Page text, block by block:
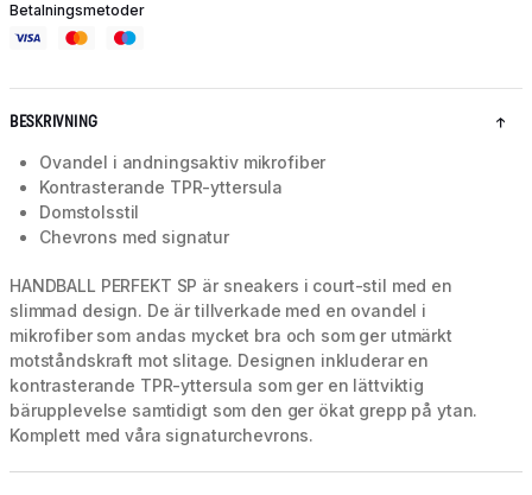
Betalningsmetoder
BESKRIVNING
Ovandel i andningsaktiv mikrofiber
Kontrasterande TPR-yttersula
Domstolsstil
Chevrons med signatur
HANDBALL PERFEKT SP är sneakers i court-stil med en
slimmad design. De är tillverkade med en ovandel i
mikrofiber som andas mycket bra och som ger utmärkt
motståndskraft mot slitage. Designen inkluderar en
kontrasterande TPR-yttersula som ger en lättviktig
bärupplevelse samtidigt som den ger ökat grepp på ytan.
Komplett med våra signaturchevrons.